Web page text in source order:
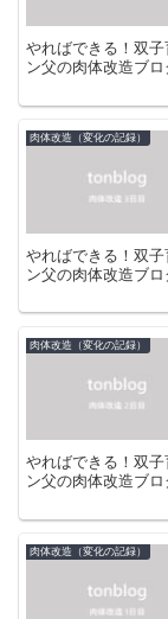
やればできる！双
ン父の肉体改造ブロ
肉体改造（変化の記録）
やればできる！双
ン父の肉体改造ブロ
肉体改造（変化の記録）
やればできる！双
ン父の肉体改造ブロ
肉体改造（変化の記録）